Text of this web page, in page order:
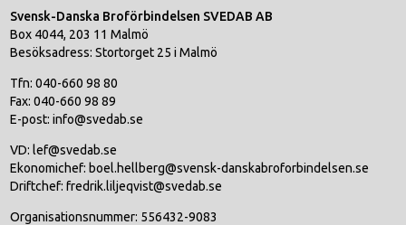
Svensk-Danska Broförbindelsen SVEDAB AB
Box 4044, 203 11 Malmö
Besöksadress: Stortorget 25 i Malmö
Tfn: 040-660 98 80
Fax: 040-660 98 89
E-post: info@svedab.se
VD: lef@svedab.se
Ekonomichef: boel.hellberg@svensk-danskabroforbindelsen.se
Driftchef: fredrik.liljeqvist@svedab.se
Organisationsnummer: 556432-9083